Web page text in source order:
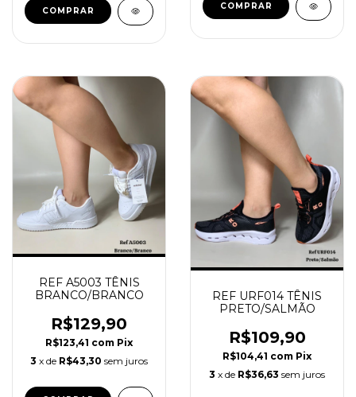
COMPRAR COMPRAR
REF A5003 TÊNIS
BRANCO/BRANCO
R$129,90
R$123,41 com Pix
3 x de R$43,30 sem juros
REF URF014 TÊNIS
PRETO/SALMÃO
R$109,90
R$104,41 com Pix
3 x de R$36,63 sem juros